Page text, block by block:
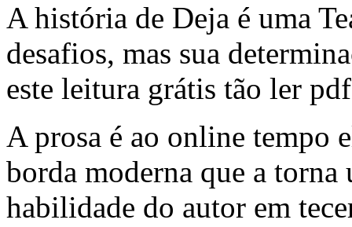
A história de Deja é uma
desafios, mas sua
este leitura grátis tão ler pdf
A prosa é ao online tempo
borda moderna que a
habilidade do autor em